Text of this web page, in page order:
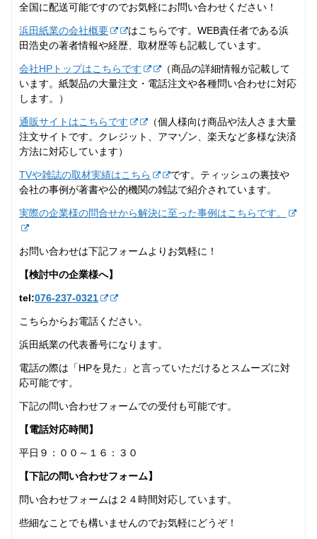
全国に配送可能ですのでお気軽にお問い合わせください！
浜田紙業の会社概要
はこちらです。WEB責任者である浜
田浩史の著者情報や経歴、取材歴等も記載しています。
会社HPトップはこちらです
（商品の詳細情報が記載して
います。紙製品の大量注文・電話注文や各種問い合わせに対応
します。）
通販サイトはこちらです
（個人様向け商品や法人さま大量
注文サイトです。クレジット、アマゾン、楽天など多様な決済
方法に対応しています）
TVや雑誌の取材実績はこちら
です。ティッシュの裏技や
会社の事例が著書や公的機関の雑誌で紹介されています。
実際の企業様の問合せから解決に至った事例はこちらです。
お問い合わせは下記フォームよりお気軽に！
【検討中の企業様へ】
tel:076-237‐0321
こちらからお電話ください。
浜田紙業の代表番号になります。
電話の際は「HPを見た」と言っていただけるとスムーズに対
応可能です。
下記の問い合わせフォームでの受付も可能です。
【電話対応時間】
平日９：００～１６：３０
【下記の問い合わせフォーム】
問い合わせフォームは２４時間対応しています。
些細なことでも構いませんのでお気軽にどうぞ！